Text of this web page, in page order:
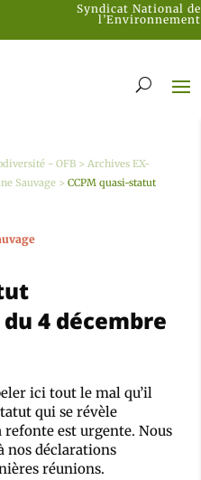
Syndicat National de
l’Environnement
- OFB >Archives EX-
Sauvage >CCPM quasi-statut
4 décembre
ici tout le mal qu’il
qui se révèle
est urgente. Nous
nos déclarations
réunions.